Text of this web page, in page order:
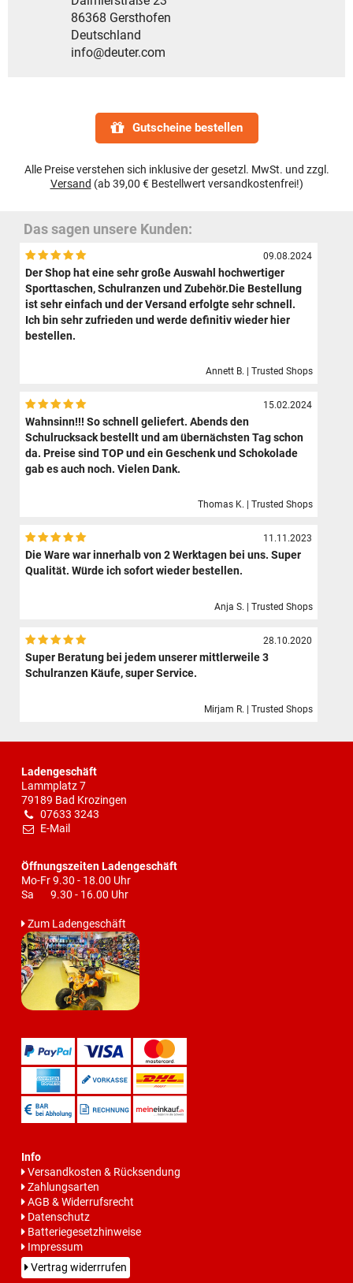
86368 Gersthofen
Deutschland
info@deuter.com
Gutscheine bestellen
Alle Preise verstehen sich inklusive der gesetzl. MwSt. und zzgl.
Versand (ab 39,00 € Bestellwert versandkostenfrei!)
Das sagen unsere Kunden:
09.08.2024
Der Shop hat eine sehr große Auswahl hochwertiger
Sporttaschen, Schulranzen und Zubehör.Die Bestellung
ist sehr einfach und der Versand erfolgte sehr schnell.
Ich bin sehr zufrieden und werde definitiv wieder hier
bestellen.
Annett B. | Trusted Shops
15.02.2024
Wahnsinn!!! So schnell geliefert. Abends den
Schulrucksack bestellt und am übernächsten Tag schon
da. Preise sind TOP und ein Geschenk und Schokolade
gab es auch noch. Vielen Dank.
Thomas K. | Trusted Shops
11.11.2023
Die Ware war innerhalb von 2 Werktagen bei uns. Super
Qualität. Würde ich sofort wieder bestellen.
Anja S. | Trusted Shops
28.10.2020
Super Beratung bei jedem unserer mittlerweile 3
Schulranzen Käufe, super Service.
Mirjam R. | Trusted Shops
Ladengeschäft
Lammplatz 7
79189 Bad Krozingen
07633 3243
E-Mail
Öffnungszeiten Ladengeschäft
Mo-Fr 9.30 - 18.00 Uhr
Sa 9.30 - 16.00 Uhr
Zum Ladengeschäft
Info
Versandkosten & Rücksendung
Zahlungsarten
AGB & Widerrufsrecht
Datenschutz
Batteriegesetzhinweise
Impressum
Vertrag widerrrufen